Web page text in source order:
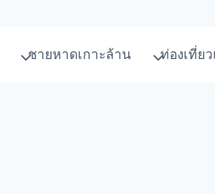
ชายหาดเกาะล้าน ท่องเที่ย